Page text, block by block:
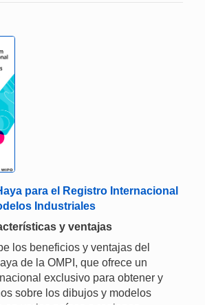
para el Registro Internacional
Industriales
y ventajas
los beneficios y ventajas del
de la OMPI, que ofrece un
exclusivo para obtener y
sobre los dibujos y modelos